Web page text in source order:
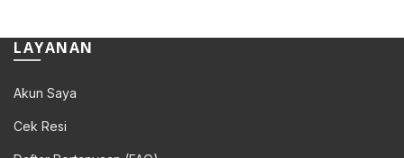
LAYANAN
Akun Saya
Cek Resi